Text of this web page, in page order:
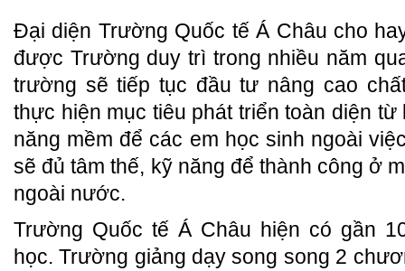
Đại diện Trường Quốc tế Á Châu cho
được Trường duy trì trong nhiều năm
trường sẽ tiếp tục đầu tư nâng cao
thực hiện mục tiêu phát triển toàn diện
năng mềm để các em học sinh ngoài
sẽ đủ tâm thế, kỹ năng để thành công ở
ngoài nước.
Trường Quốc tế Á Châu hiện có gần
học. Trường giảng dạy song song 2